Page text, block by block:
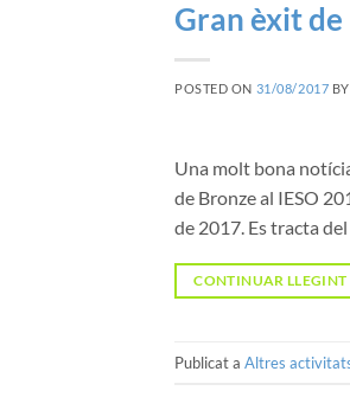
Gran èxit de
POSTED ON 31/08/2017
Una molt bona
de Bronze al IESO
de 2017. Es tracta
CONTINUAR LLEGINT
Publicat a Altres